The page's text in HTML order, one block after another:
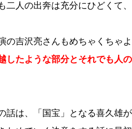
二人の出奔は充分にひどくて
の吉沢亮さんもめちゃくちゃよ
したような部分とそれでも人
話は、「国宝」となる喜久雄